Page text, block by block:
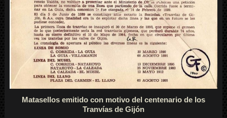
Matasellos emitido con motivo del centenario de los
Tranvías de Gijón